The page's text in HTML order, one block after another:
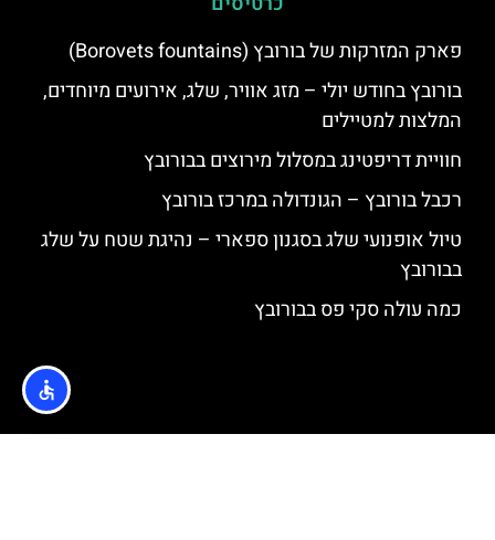
פארק המזרקות של בורובץ (Borovets fountains)
בורובץ בחודש יולי – מזג אוויר, שלג, אירועים מיוחדים,
המלצות למטיילים
חוויית דריפטינג במסלול מירוצים בבורובץ
רכבל בורובץ – הגונדולה במרכז בורובץ
טיול אופנועי שלג בסגנון ספארי – נהיגת שטח על שלג
בבורובץ
כמה עולה סקי פס בבורובץ